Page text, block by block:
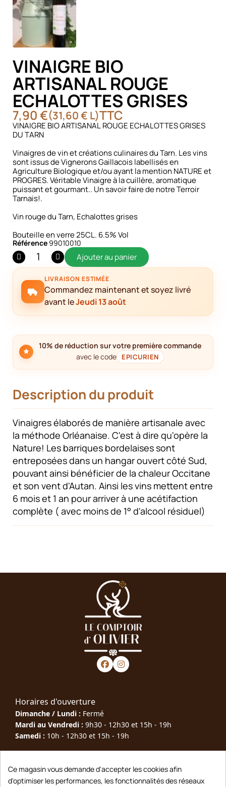
VINAIGRE BIO
ARTISANAL ROUGE
ECHALOTTES GRISES
7,90 €(31,60 € L)TTC
VINAIGRE BIO ARTISANAL ROUGE ECHALOTTES GRISES
DU TARN
Vinaigres de vin et créations culinaires du Tarn. Les vins
sont issus de Vignerons Gaillacois labellisés en
Agriculture Biologique et/ou ayant la mention NATURE et
PROGRES. Véritable Vinaigre à la cuillère, aromatique
puissant et gourmant.. Un savoir faire de notre Terroir
Tarnais!.
Vin rouge du Tarn, Echalottes grises
Bouteille en verre 25CL. 6.5% Vol
Référence 99010010
Ajouter au panier
LIVRAISON ESTIMÉE
Commandez maintenant et soyez livré
avant leJeudi 13 août
10% de réduction sur votre première commande
avec le code
EPICURIEN
Description du produit
Vinaigres élaborés de manière artisanale avec
la méthode Orléanaise. C'est à dire qu'opère la
Nature! Les barriques bordelaises sont
entreposées dans un hangar ouvert côté Sud,
pouvant ainsi bénéficier de la chaleur Occitane
et son vent d'Autan. Ainsi les vins mettent entre
6 mois et 1 an pour arriver à une acétifaction
complète ( avec moins de 1° d'alcool résiduel)
Horaires d'ouverture
Dimanche / Lundi : Fermé
Mardi au Vendredi : 9h30 - 12h30 et 15h - 19h
Samedi : 10h - 12h30 et 15h - 19h
Téléphone : 05 63 40 79 00
Adresse : 10 Rue Joseph Rigal, 81600 Gaillac
Ce magasin vous demande d'accepter les cookies afin
d'optimiser les performances, les fonctionnalités des réseaux